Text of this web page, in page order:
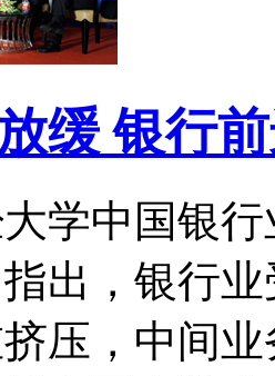
缓 银行
学中国银
出，银行
压，中间